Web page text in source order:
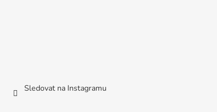
Sledovat na Instagramu